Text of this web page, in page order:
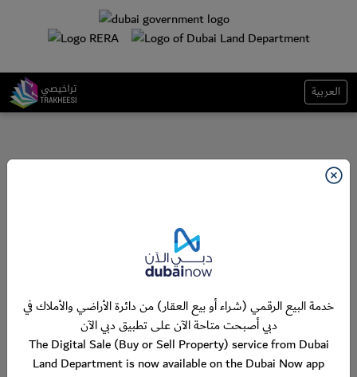
العربية
خدمة البيع الرقمي (شراء أو بيع العقار) من دائرة الأراضي والأملاك في
دبي أصبحت متاحة الآن على تطبيق دبي الآن
The Digital Sale (Buy or Sell Property) service from Dubai
Land Department is now available on the Dubai Now app